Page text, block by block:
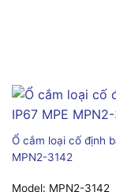
Ổ cắm loại cố định
MPN2-3142
Model: MPN2-3142